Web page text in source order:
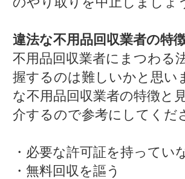
違法な不用品回収業者の特
不用品回収業者にまつわる
握するのは難しいかと思い
な不用品回収業者の特徴と
介するので参考にしてくだ
・必要な許可証を持ってい
・無料回収を謳う